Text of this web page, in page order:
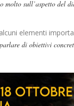
sull’aspetto del
elementi
di obiettivi